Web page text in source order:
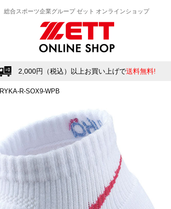
総合スポーツ企業グループ ゼット オンラインショップ
2,000円（税込）以上お買い上げで送料無料!
RYKA-R-SOX9-WPB